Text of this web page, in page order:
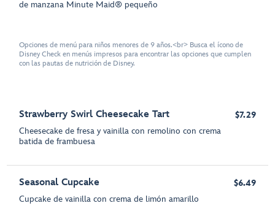
de manzana Minute Maid® pequeño
Opciones de menú para niños menores de 9 años.<br> Busca el ícono de
Disney Check en menús impresos para encontrar las opciones que cumplen
con las pautas de nutrición de Disney.
Strawberry Swirl Cheesecake Tart
Cheesecake de fresa y vainilla con remolino con crema
batida de frambuesa
$7.29
Seasonal Cupcake
Cupcake de vainilla con crema de limón amarillo
$6.49